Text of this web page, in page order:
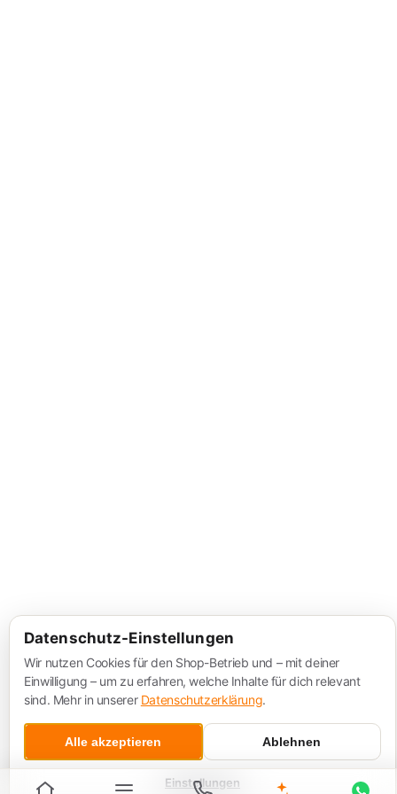
Datenschutz-Einstellungen
Wir nutzen Cookies für den Shop-Betrieb und – mit deiner
Einwilligung – um zu erfahren, welche Inhalte für dich relevant
sind. Mehr in unserer Datenschutzerklärung.
Alle akzeptieren Ablehnen
Einstellungen